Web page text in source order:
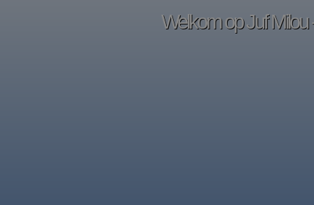
Welkom op Juf Milou